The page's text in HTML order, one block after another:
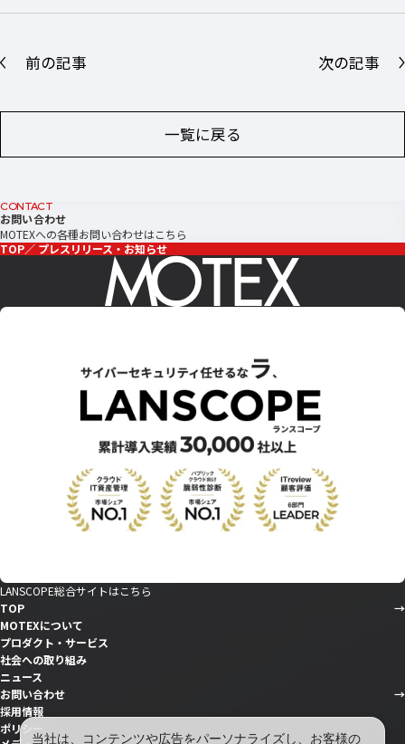
前の記事
一覧に戻る
次の記事
CONTACT
お問い合わせ
MOTEXへの各種お問い合わせはこちら
TOP
プレスリリース・お知らせ
LANSCOPE総合サイトはこちら
TOP
MOTEXについて
プロダクト・サービス
社会への取り組み
ニュース
お問い合わせ
採用情報
ポリシー
当社は、コンテンツや広告をパーソナライズし、お客様の